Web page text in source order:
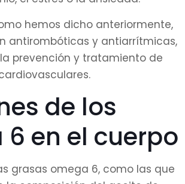
hemos dicho anteriormente,
antirombóticas y antiarrítmicas,
prevención y tratamiento de
de los
en el cuerpo
grasas omega 6, como las que